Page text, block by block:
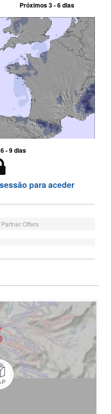
Próximos 3 - 6 dias
- 9 dias
para aceder
Offers